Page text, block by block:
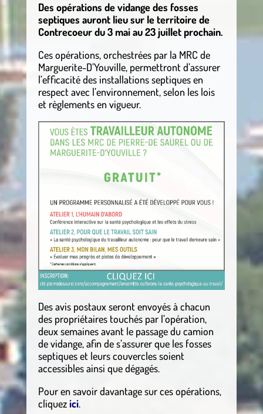
Des opérations de vidange des fosses
septiques auront lieu sur le territoire de
Contrecoeur du 3 mai au 23 juillet prochain.
Ces opérations, orchestrées par la MRC de
Marguerite-D’Youville, permettront d’assurer
l’efficacité des installations septiques en
respect avec l’environnement, selon les lois
et règlements en vigueur.
Des avis postaux seront envoyés à chacun
des propriétaires touchés par l’opération,
deux semaines avant le passage du camion
de vidange, afin de s’assurer que les fosses
septiques et leurs couvercles soient
accessibles ainsi que dégagés.
Pour en savoir davantage sur ces opérations,
cliquezici.